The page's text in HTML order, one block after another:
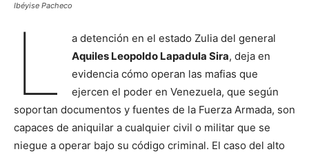
Ibéyise Pacheco
L
a detención en el estado Zulia del general
Aquiles Leopoldo Lapadula Sira, deja en
evidencia cómo operan las mafias que
ejercen el poder en Venezuela, que según
soportan documentos y fuentes de la Fuerza Armada, son
capaces de aniquilar a cualquier civil o militar que se
niegue a operar bajo su código criminal. El caso del alto